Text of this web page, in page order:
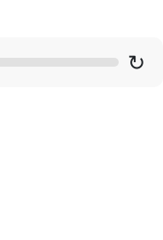
↻